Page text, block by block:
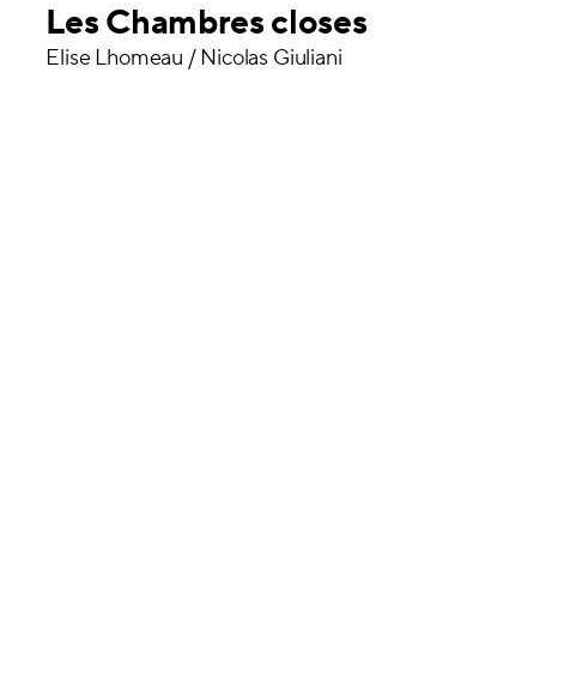
Les Chambres closes
Élise Lhomeau / Nicolas Giuliani